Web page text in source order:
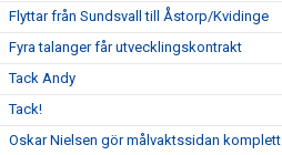
Flyttar från Sundsvall till Åstorp/Kvidinge
Fyra talanger får utvecklingskontrakt
Tack Andy
Tack!
Oskar Nielsen gör målvaktssidan komplett